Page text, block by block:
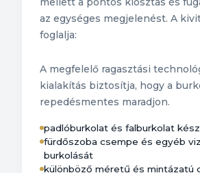
az egységes megjelenést. A
foglalja:
A megfelelő ragasztási
kialakítás biztosítja, hogy a
repedésmentes maradjon.
padlóburkolat és falburkolat
fürdőszoba csempe és egyéb
burkolását
különböző méretű és mintázatú